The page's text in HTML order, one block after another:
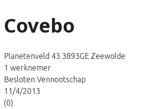
Covebo
Planetenveld 43 3893GE Zeewolde
1 werknemer
Besloten Vennootschap
11/4/2013
(0)